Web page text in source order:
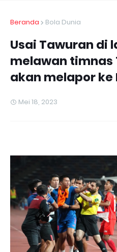
Beranda Bola Dunia
Usai Tawuran di
melawan timnas
akan melapor ke
Mei 18, 2023